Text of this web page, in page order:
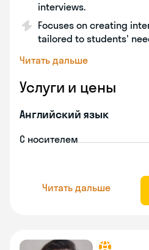
interviews.
Focuses on creating
tailored to students'
Читать дальше
Услуги и цены
Английский язык
С носителем
Читать дальше